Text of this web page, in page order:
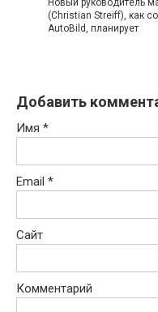
Новый руководитель
(Christian Streiff), как
AutoBild, планирует
Добавить
Имя *
Email *
Сайт
Комментарий